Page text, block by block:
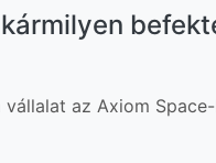
vállalat az Axiom